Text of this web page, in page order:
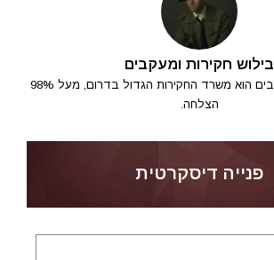
בילוש חקירות ומעקבים
בילוש חקירות ומעקבים הוא משרד החקירות הגדול בדרום, מעל 98%
הצלחה.
פנייה דיסקרטית